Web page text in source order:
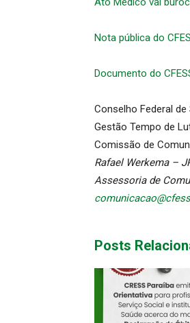
Nota pública do
Documento do
Conselho Federal de
Gestão Tempo de
Comissão de
Rafael Werkema –
Assessoria de
Posts